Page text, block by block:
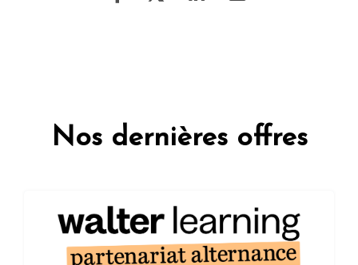
Nos dernières offres